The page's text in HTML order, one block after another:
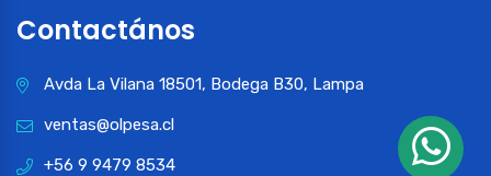
Contactános
Avda La Vilana 18501, Bodega B30, Lampa
ventas@olpesa.cl
+56 9 9479 8534